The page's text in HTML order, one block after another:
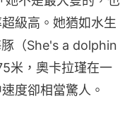
級高。她猶如水生
（She's a dolphin
米，奧卡拉瑾在一
度卻相當驚人。